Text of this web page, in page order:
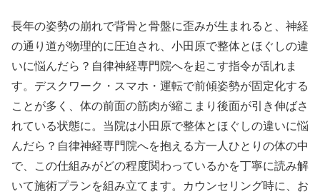
長年の姿勢の崩れで背骨と骨盤に歪みが生まれると、神経
の通り道が物理的に圧迫され、小田原で整体とほぐしの違
いに悩んだら？自律神経専門院へを起こす指令が乱れま
す。デスクワーク・スマホ・運転で前傾姿勢が固定化する
ことが多く、体の前面の筋肉が縮こまり後面が引き伸ばさ
れている状態に。当院は小田原で整体とほぐしの違いに悩
んだら？自律神経専門院へを抱える方一人ひとりの体の中
で、この仕組みがどの程度関わっているかを丁寧に読み解
いて施術プランを組み立てます。カウンセリング時に、お